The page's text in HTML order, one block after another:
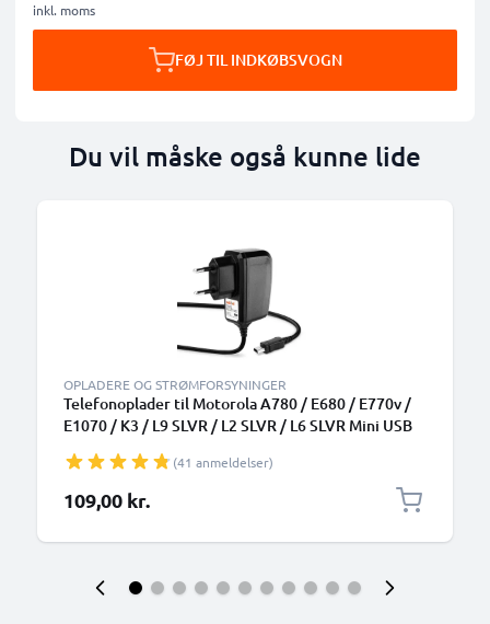
inkl. moms
FØJ TIL INDKØBSVOGN
Du vil måske også kunne lide
OPLADERE OG STRØMFORSYNINGER
Telefonoplader til Motorola A780 / E680 / E770v /
E1070 / K3 / L9 SLVR / L2 SLVR / L6 SLVR Mini USB
(41 anmeldelser)
109,00 kr.